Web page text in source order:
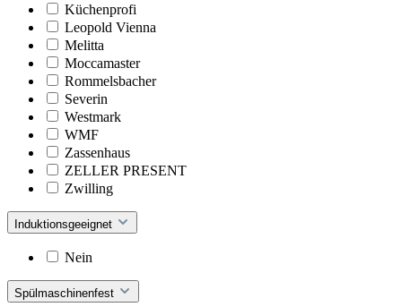
Küchenprofi
Leopold Vienna
Melitta
Moccamaster
Rommelsbacher
Severin
Westmark
WMF
Zassenhaus
ZELLER PRESENT
Zwilling
Induktionsgeeignet
Nein
Spülmaschinenfest